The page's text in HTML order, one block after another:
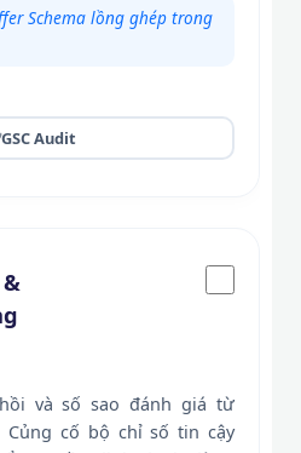
Schema lồng ghép trong
GSC Audit
và số sao đánh giá từ
Củng cố bộ chỉ số tin cậy